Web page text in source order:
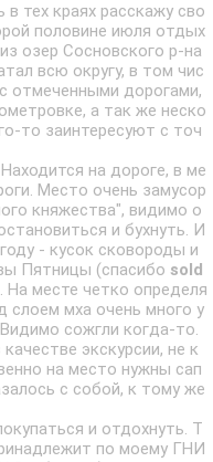
тех краях расскажу сво
половине июля отдых
озер Сосновского р-на
всю округу, в том чис
отмеченными дорогами,
а так же неско
то заинтересуют с точ
на дороге, в ме
Место очень замусор
княжества", видимо о
и бухнуть. И
- кусок сковороды и
Пятницы (спасибо sold
месте четко определя
слоем мха очень много у
сожгли когда-то.
экскурсии, не к
на место нужны сап
с собой, к тому же
и отдохнуть. Т
по моему ГНИ